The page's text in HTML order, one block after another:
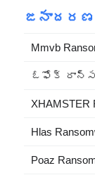
జనాదరణ
Mmvb
ఓఫోక్
XHAMSTER
Hlas
Poaz